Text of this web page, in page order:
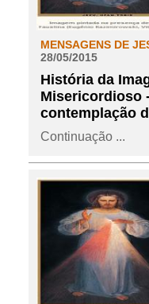
MENSAGENS DE
28/05/2015
História da
Misericordioso
contemplação
Continuação ...